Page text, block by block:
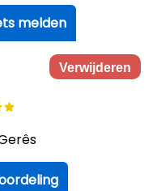
melden
Verwijderen